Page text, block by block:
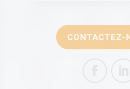
CONTACTEZ-